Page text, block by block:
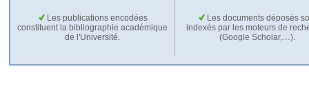
Les publications encodées
constituent la bibliographie académique
de l'Université.
Les documents déposés
indexés par les moteurs de
(Google Scholar,…).